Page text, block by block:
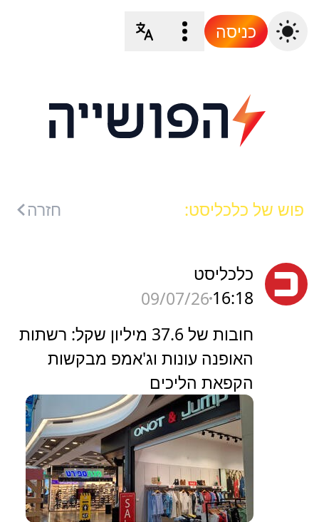
כניסה
פוש של כלכליסט: חזרה
כלכליסט
16:18
09/07/26
חובות של 37.6 מיליון שקל: רשתות
האופנה עונות וג'אמפ מבקשות
הקפאת הליכים